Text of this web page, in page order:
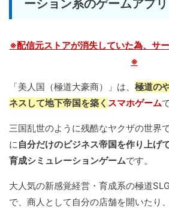
ーション系のゲームアプリ
※配信元ストアが消失していた為、サ
※
「美人国（極道大豪商）」は、 極道の
ネスして地下帝国を築く スマホゲーム
三国乱世のように残酷なヤクザの世界
に自分だけのビジネス帝国を作り上げ
育成シミュレーションゲームです。
大人気の新感覚経営・育成系の極道
で、商人として自分の店舗を開いたり